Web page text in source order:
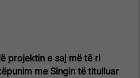
projektin e saj më të ri
me Singin të titulluar